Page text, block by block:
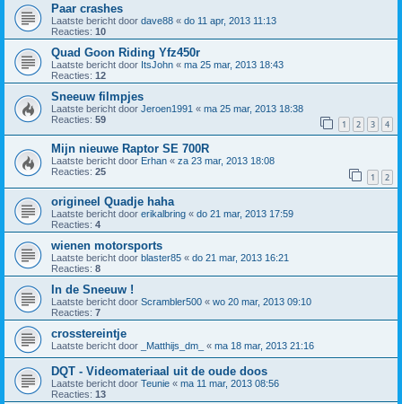
Paar crashes
Laatste bericht door dave88 « do 11 apr, 2013 11:13
Reacties: 10
Quad Goon Riding Yfz450r
Laatste bericht door ItsJohn « ma 25 mar, 2013 18:43
Reacties: 12
Sneeuw filmpjes
Laatste bericht door Jeroen1991 « ma 25 mar, 2013 18:38
Reacties: 59 1 2 3 4
Mijn nieuwe Raptor SE 700R
Laatste bericht door Erhan « za 23 mar, 2013 18:08
Reacties: 25 1 2
origineel Quadje haha
Laatste bericht door erikalbring « do 21 mar, 2013 17:59
Reacties: 4
wienen motorsports
Laatste bericht door blaster85 « do 21 mar, 2013 16:21
Reacties: 8
In de Sneeuw !
Laatste bericht door Scrambler500 « wo 20 mar, 2013 09:10
Reacties: 7
crosstereintje
Laatste bericht door _Matthijs_dm_ « ma 18 mar, 2013 21:16
DQT - Videomateriaal uit de oude doos
Laatste bericht door Teunie « ma 11 mar, 2013 08:56
Reacties: 13